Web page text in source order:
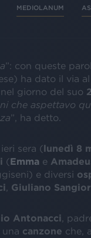
MEDIOLANUM
”: con queste
ha dato il via
giorno del suo
che aspettavo
”, ha detto.
sera (lunedì 8
(Emma e
e diversi
Giuliano
Antonacci ,
canzone che,